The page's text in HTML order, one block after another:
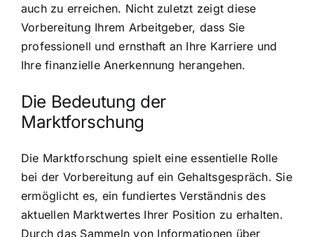
auch zu erreichen. Nicht zuletzt zeigt diese
Vorbereitung Ihrem Arbeitgeber, dass Sie
professionell und ernsthaft an Ihre Karriere und
Ihre finanzielle Anerkennung herangehen.
Die Bedeutung der
Marktforschung
Die Marktforschung spielt eine essentielle Rolle
bei der Vorbereitung auf ein Gehaltsgespräch. Sie
ermöglicht es, ein fundiertes Verständnis des
aktuellen Marktwertes Ihrer Position zu erhalten.
Durch das Sammeln von Informationen über